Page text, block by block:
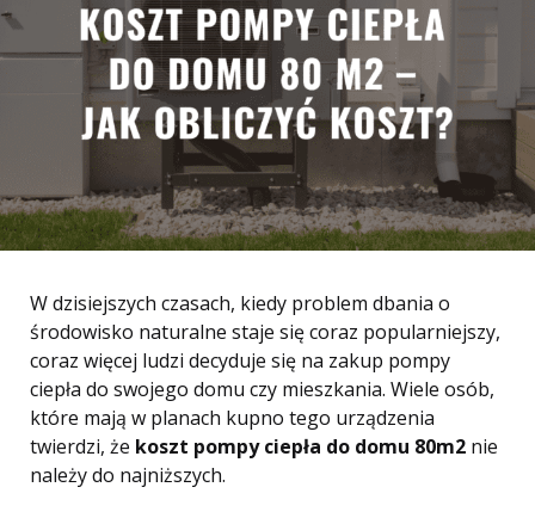
W dzisiejszych czasach, kiedy problem dbania o
środowisko naturalne staje się coraz popularniejszy,
coraz więcej ludzi decyduje się na zakup pompy
ciepła do swojego domu czy mieszkania. Wiele osób,
które mają w planach kupno tego urządzenia
twierdzi, że koszt pompy ciepła do domu 80m2 nie
należy do najniższych.